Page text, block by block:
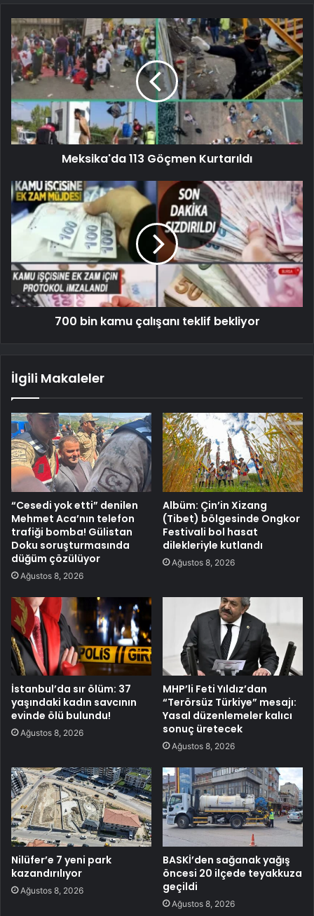
Meksika'da 113 Göçmen Kurtarıldı
700 bin kamu çalışanı teklif bekliyor
İlgili Makaleler
“Cesedi yok etti” denilen
Mehmet Aca’nın telefon
trafiği bomba! Gülistan
Doku soruşturmasında
düğüm çözülüyor
Ağustos 8, 2026
Albüm: Çin’in Xizang
(Tibet) bölgesinde Ongkor
Festivali bol hasat
dilekleriyle kutlandı
Ağustos 8, 2026
İstanbul’da sır ölüm: 37
yaşındaki kadın savcının
evinde ölü bulundu!
Ağustos 8, 2026
MHP’li Feti Yıldız’dan
“Terörsüz Türkiye” mesajı:
Yasal düzenlemeler kalıcı
sonuç üretecek
Ağustos 8, 2026
Nilüfer’e 7 yeni park
kazandırılıyor
Ağustos 8, 2026
BASKİ’den sağanak yağış
öncesi 20 ilçede teyakkuza
geçildi
Ağustos 8, 2026